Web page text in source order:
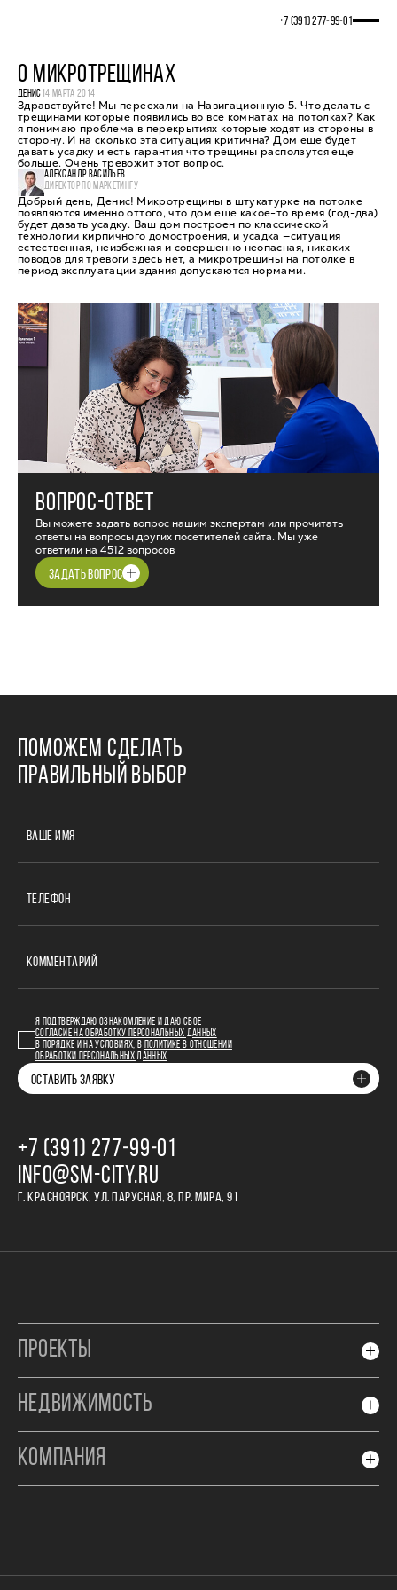
+7 (391) 277‒99‒01
О МИКРОТРЕЩИНАХ
ДЕНИС14 МАРТА 2014
Здравствуйте! Мы переехали на Навигационную 5. Что делать с
трещинами которые появились во все комнатах на потолках? Как
я понимаю проблема в перекрытиях которые ходят из стороны в
сторону. И на сколько эта ситуация критична? Дом еще будет
давать усадку и есть гарантия что трещины расползутся еще
больше. Очень тревожит этот вопрос.
АЛЕКСАНДР ВАСИЛЬЕВ
ДИРЕКТОР ПО МАРКЕТИНГУ
Добрый день, Денис! Микротрещины в штукатурке на потолке
появляются именно оттого, что дом еще какое-то время (год-два)
будет давать усадку. Ваш дом построен по классической
технологии кирпичного домостроения, и усадка —ситуация
естественная, неизбежная и совершенно неопасная, никаких
поводов для тревоги здесь нет, а микротрещины на потолке в
период эксплуатации здания допускаются нормами.
ВОПРОС-ОТВЕТ
Вы можете задать вопрос нашим экспертам или прочитать
ответы на вопросы других посетителей сайта. Мы уже
ответили на 4512 вопросов
ЗАДАТЬ ВОПРОС
ПОМОЖЕМ СДЕЛАТЬ
ПРАВИЛЬНЫЙ ВЫБОР
ВАШЕ ИМЯ
ТЕЛЕФОН
КОММЕНТАРИЙ
Я ПОДТВЕРЖДАЮ ОЗНАКОМЛЕНИЕ И ДАЮ СВОЕ
СОГЛАСИЕ НА ОБРАБОТКУ ПЕРСОНАЛЬНЫХ ДАННЫХ
В ПОРЯДКЕ И НА УСЛОВИЯХ, В
ПОЛИТИКЕ В ОТНОШЕНИИ
ОБРАБОТКИ ПЕРСОНАЛЬНЫХ ДАННЫХ
ОСТАВИТЬ ЗАЯВКУ
+7 (391) 277‒99‒01
INFO@SM-CITY.RU
Г. КРАСНОЯРСК, УЛ. ПАРУСНАЯ, 8, ПР. МИРА, 91
ПРОЕКТЫ
НЕДВИЖИМОСТЬ
КОМПАНИЯ